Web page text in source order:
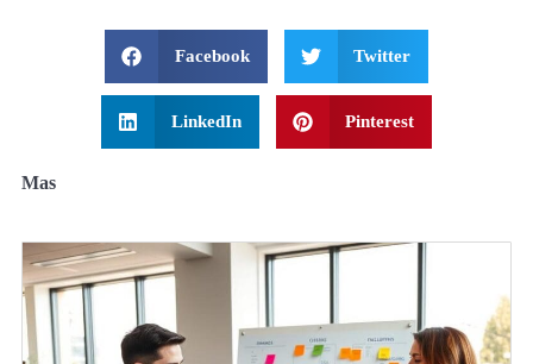
Facebook Twitter
LinkedIn Pinterest
Mas